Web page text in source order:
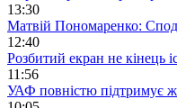
13:30
Матвій Пономаренко:
12:40
Розбитий екран не кінець
11:56
УАФ повністю підтримує